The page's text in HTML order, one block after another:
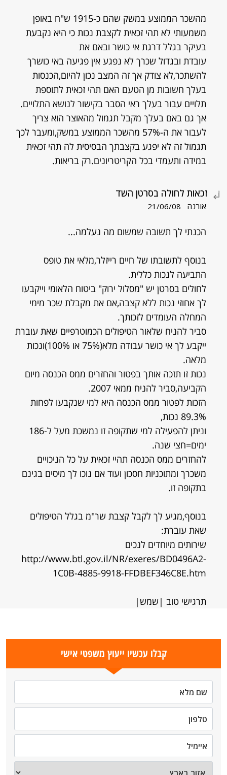
מהשכר הממוצע במשק שהם כ-1915 ש"ח באופן
משמעותי לא תהי זכאית לקצבת נכות כי היא נקבעת
בעיקר בגלל דרגת אי כושר ובאם את
עובדת ובגדול שכרך לא נפגע אין פגיעה באי כושרך
להשתכר,לא צודק אך זה המצב נכון להיום,הכנסות
בעלך חשובות מן הטעם האם תהי זכאית לתוספת
תלויים עבור בעלך ראי הסבר בקישור לנושא התלויים.
אך גם באם בעלך מקבל תגמול מהאוצר הוא צריך
לעבור את ה-57% מהשכר הממוצע במשק,ומעבר לכך
תגמול זה לא יפגע בקצבתך הבסיסית לה תהי זכאית
במידה ותעמדי בכל הקריטריונים.רק בריאות.
זכאות לחולה בסרטן השד
אורנה 21/06/08
הכנתי לך תשובה שמשום מה נעלמה...
בנוסף לתשובתו של חיים רייזלר,מלאי את טופס
התביעה לנכות כללית.
לחולים בסרטן יש "מסלול ירוק" ביטוח הלאומי וייקבעו
לך אחוזי נכות ללא קצבה,אם את מקבלת שכר מימי
המחלה העומדים לזכותך.
סביר להניח שלאור הטיפולים הכמוטרפיים שאת עוברת
ייקבע לך אי כושר עבודה מלא(75% או 100%)ונכות
מלאה.
נכות זו תזכה אותך בפטור והחזרים ממס הכנסה מיום
הקביעה,סביר להניח ממאי 2007.
הזכות לפטור ממס הכנסה היא למי שנקבעו לפחות
89.3% נכות,
וניתן להפעילה למי שתקופה זו נמשכת מעל ל-186
ימים=חצי שנה.
להחזרים ממס הכנסה תהיי זכאית על כל הניכויים
משכרך ומתוכניות חסכון ועוד אם נוכו לך מיסים בגינם
בתקופה זו.
בנוסף,מגיע לך לקבל קצבת שר"מ בגלל הטיפולים
שאת עוברת:
שירותים מיוחדים לנכים
http://www.btl.gov.il/NR/exeres/BD0496A2-
1C0B-4885-9918-FFDBEF346C8E.htm
תרגישי טוב |שמש|
קבלו עכשיו ייעוץ משפטי אישי